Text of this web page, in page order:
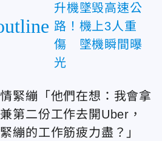
升機墜毁高速公
路！機上3人重
傷 墜機瞬間曝
光
緊繃「他們在想：我會拿
第二份工作去開Uber，
繃的工作筋疲力盡？」